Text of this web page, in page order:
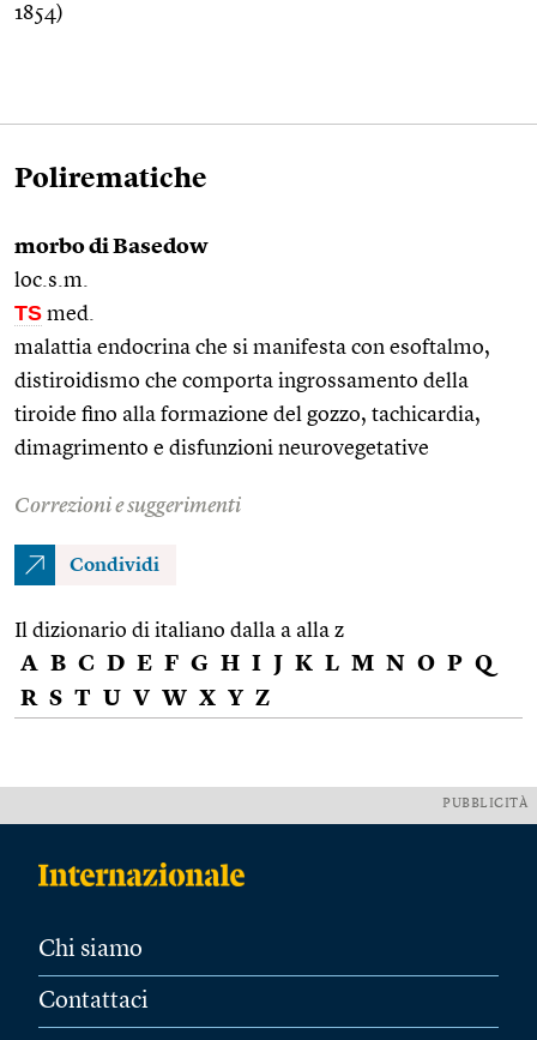
1854)
Polirematiche
morbo di Basedow
loc.s.m.
TS med.
malattia endocrina che si manifesta con esoftalmo,
distiroidismo che comporta ingrossamento della
tiroide fino alla formazione del gozzo, tachicardia,
dimagrimento e disfunzioni neurovegetative
Correzioni e suggerimenti
Condividi
Il dizionario di italiano dalla a alla z
A B C D E F G H I J K L M N O P Q
R S T U V W X Y Z
PUBBLICITÀ
Chi siamo
Contattaci